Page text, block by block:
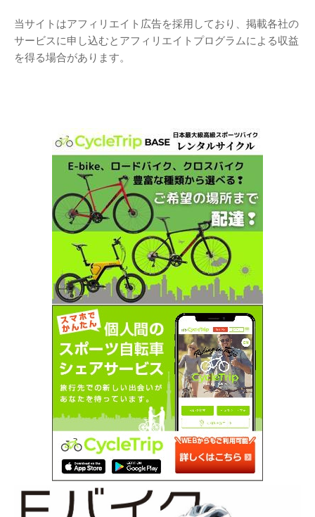
当サイトはアフィリエイト広告を採用しており、掲載各社の
サービスに申し込むとアフィリエイトプログラムによる収益
を得る場合があります。